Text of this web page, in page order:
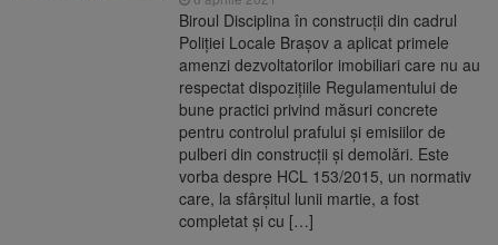
– Poiana Brașov după un accident. Două
persoane primesc îngrijiri medicale
Se schimbă examenul de
medic specialist. Subiecte unice în toată țara,
aceeași oră și același barem
Biroul Disciplina în construcții din cadrul
Poliției Locale Brașov a aplicat primele
amenzi dezvoltatorilor imobiliari care nu au
respectat dispozițiile Regulamentului de
bune practici privind măsuri concrete
pentru controlul prafului și emisiilor de
pulberi din construcții și demolări. Este
vorba despre HCL 153/2015, un normativ
care, la sfârșitul lunii martie, a fost
completat și cu […]